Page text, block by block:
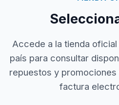
Accede a la tienda
país para consultar
repuestos y
factura